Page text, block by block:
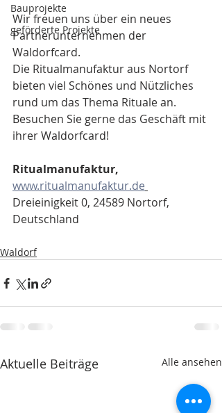
Bauprojekte
geförderte Projekte
Wir freuen uns über ein neues
Partnerunternehmen der
Waldorfcard.
Die Ritualmanufaktur aus Nortorf
bieten viel Schönes und Nützliches
rund um das Thema Rituale an.
Besuchen Sie gerne das Geschäft mit
ihrer Waldorfcard!
Ritualmanufaktur,
www.ritualmanufaktur.de
Dreieinigkeit 0, 24589 Nortorf,
Deutschland
Waldorf
Aktuelle Beiträge Alle ansehen